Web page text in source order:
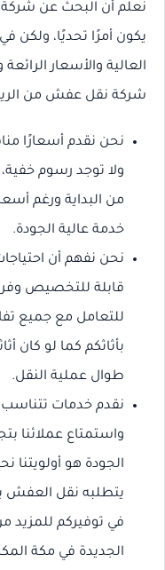
نعلم أن البحث عن
يكون أمرًا تحديًا، ولكن
العالية والأسعار
شركة نقل عفش من
نحن نقدم أسعارًا
ولا توجد رسوم
من البداية ورغم
خدمة عالية الجودة.
نحن نفهم أن
قابلة للتخصيص
للتعامل مع جميع
بأثاثكم كما لو كان
طوال عملية النقل.
نقدم خدمات تتناسب
واستمتاع عملائنا
الجودة هو أولويتنا
يتطلبه نقل العفش
في توفيركم للمزيد
الجديدة في مكة